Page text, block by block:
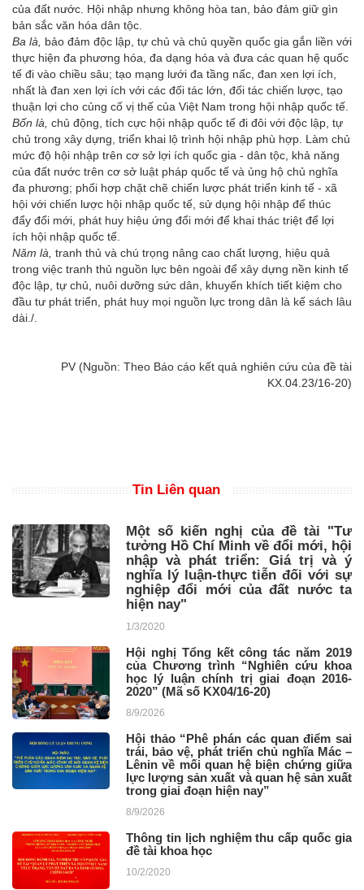
của đất nước. Hội nhập nhưng không hòa tan, bảo đảm giữ gìn
bản sắc văn hóa dân tộc.
Ba là, bảo đảm độc lập, tự chủ và chủ quyền quốc gia gắn liền với
thực hiện đa phương hóa, đa dạng hóa và đưa các quan hệ quốc
tế đi vào chiều sâu; tạo mạng lưới đa tầng nấc, đan xen lợi ích,
nhất là đan xen lợi ích với các đối tác lớn, đối tác chiến lược, tạo
thuận lợi cho củng cố vị thế của Việt Nam trong hội nhập quốc tế.
Bốn là, chủ động, tích cực hội nhập quốc tế đi đôi với độc lập, tự
chủ trong xây dựng, triển khai lộ trình hội nhập phù hợp. Làm chủ
mức độ hội nhập trên cơ sở lợi ích quốc gia - dân tộc, khả năng
của đất nước trên cơ sở luật pháp quốc tế và ủng hộ chủ nghĩa
đa phương; phối hợp chặt chẽ chiến lược phát triển kinh tế - xã
hội với chiến lược hội nhập quốc tế, sử dụng hội nhập để thúc
đẩy đổi mới, phát huy hiệu ứng đổi mới để khai thác triệt để lợi
ích hội nhập quốc tế.
Năm là, tranh thủ và chú trọng nâng cao chất lượng, hiệu quả
trong việc tranh thủ nguồn lực bên ngoài để xây dựng nền kinh tế
độc lập, tự chủ, nuôi dưỡng sức dân, khuyến khích tiết kiệm cho
đầu tư phát triển, phát huy mọi nguồn lực trong dân là kế sách lâu
dài./.
PV (Nguồn: Theo Báo cáo kết quả nghiên cứu của đề tài
KX.04.23/16-20)
Tin Liên quan
Một số kiến nghị của đề tài "Tư
tưởng Hồ Chí Minh về đổi mới, hội
nhập và phát triển: Giá trị và ý
nghĩa lý luận-thực tiễn đối với sự
nghiệp đổi mới của đất nước ta
hiện nay"
1/3/2020
Hội nghị Tổng kết công tác năm 2019
của Chương trình “Nghiên cứu khoa
học lý luận chính trị giai đoạn 2016-
2020” (Mã số KX04/16-20)
8/9/2026
Hội thảo “Phê phán các quan điểm sai
trái, bảo vệ, phát triển chủ nghĩa Mác –
Lênin về mối quan hệ biện chứng giữa
lực lượng sản xuất và quan hệ sản xuất
trong giai đoạn hiện nay”
8/9/2026
Thông tin lịch nghiệm thu cấp quốc gia
đề tài khoa học
10/2/2020